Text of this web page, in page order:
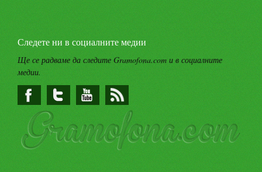
Следете ни в социалните медии
Ще се радваме да следите Gramofona.com и в социалните
медии.